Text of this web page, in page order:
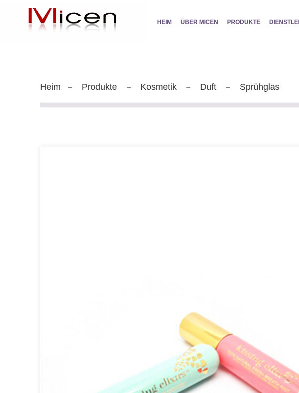
HEIM ÜBER MICEN PRODUKTE
Heim Produkte Kosmetik Duft Sprühglas